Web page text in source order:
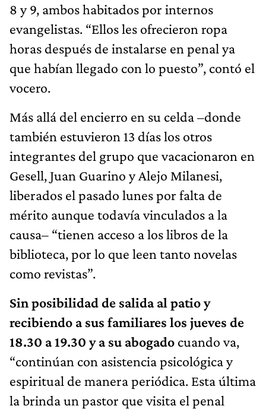
8 y 9, ambos habitados por internos
evangelistas. “Ellos les ofrecieron ropa
horas después de instalarse en penal ya
que habían llegado con lo puesto”, contó el
vocero.
Más allá del encierro en su celda –donde
también estuvieron 13 días los otros
integrantes del grupo que vacacionaron en
Gesell, Juan Guarino y Alejo Milanesi,
liberados el pasado lunes por falta de
mérito aunque todavía vinculados a la
causa– “tienen acceso a los libros de la
biblioteca, por lo que leen tanto novelas
como revistas”.
Sin posibilidad de salida al patio y
recibiendo a sus familiares los jueves de
18.30 a 19.30 y a su abogado cuando va,
“continúan con asistencia psicológica y
espiritual de manera periódica. Esta última
la brinda un pastor que visita el penal